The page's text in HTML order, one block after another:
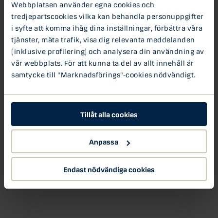
Webbplatsen använder egna cookies och
tredjepartscookies vilka kan behandla personuppgifter
i syfte att komma ihåg dina inställningar, förbättra våra
tjänster, mäta trafik, visa dig relevanta meddelanden
(inklusive profilering) och analysera din användning av
vår webbplats. För att kunna ta del av allt innehåll är
samtycke till "Marknadsförings"-cookies nödvändigt.
Tillåt alla cookies
Anpassa
Endast nödvändiga cookies
vare Donald Trump. Vi går också igenom de största
riskerna som skulle kunna utlösa den nya börsturbulens.
Nextconomy podcast